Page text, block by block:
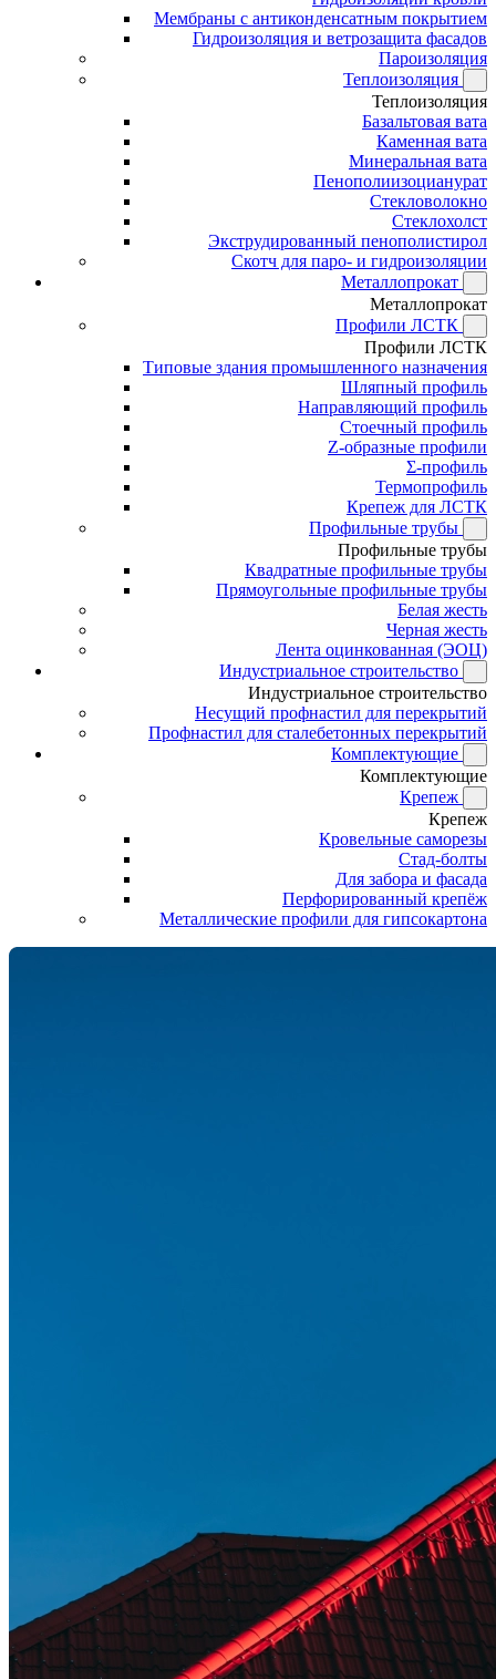
Мембраны с антиконденсатным покрытием
Гидроизоляция и ветрозащита фасадов
Пароизоляция
Теплоизоляция
Теплоизоляция
Базальтовая вата
Каменная вата
Минеральная вата
Пенополиизоцианурат
Стекловолокно
Стеклохолст
Экструдированный пенополистирол
Скотч для паро- и гидроизоляции
Металлопрокат
Металлопрокат
Профили ЛСТК
Профили ЛСТК
Типовые здания промышленного назначения
Шляпный профиль
Направляющий профиль
Стоечный профиль
Z-образные профили
Σ-профиль
Термопрофиль
Крепеж для ЛСТК
Профильные трубы
Профильные трубы
Квадратные профильные трубы
Прямоугольные профильные трубы
Белая жесть
Черная жесть
Лента оцинкованная (ЭОЦ)
Индустриальное строительство
Индустриальное строительство
Несущий профнастил для перекрытий
Профнастил для сталебетонных перекрытий
Комплектующие
Комплектующие
Крепеж
Крепеж
Кровельные саморезы
Стад-болты
Для забора и фасада
Перфорированный крепёж
Металлические профили для гипсокартона